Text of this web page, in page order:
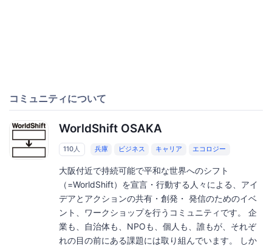
コミュニティについて
WorldShift OSAKA
110人 兵庫 ビジネス キャリア エコロジー
大阪付近で持続可能で平和な世界へのシフト
（=WorldShift）を宣言・行動する人々による、アイ
デアとアクションの共有・創発・ 発信のためのイベ
ント、ワークショップを行うコミュニティです。 企
業も、自治体も、NPOも、個人も、誰もが、それぞ
れの目の前にある課題には取り組んでいます。 しか